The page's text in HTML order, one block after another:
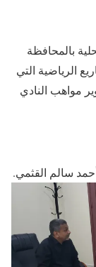
بالمحافظة
الرياضية التي
مواهب النادي
سالم القثمي.